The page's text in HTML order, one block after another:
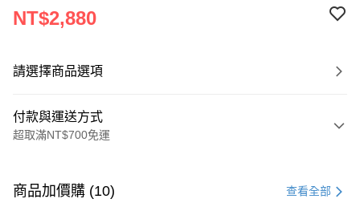
NT$2,880
請選擇商品選項
付款與運送方式
超取滿NT$700免運
信用卡一次付款
商品加價購 (10) 查看全部